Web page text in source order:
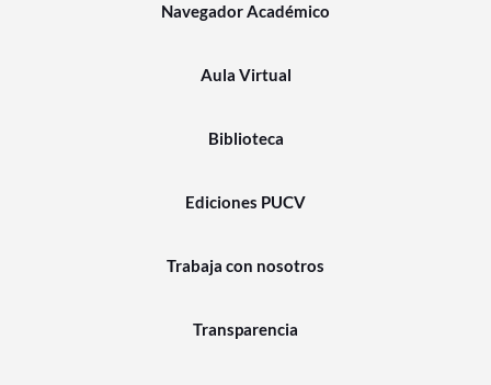
Navegador Académico
Aula Virtual
Biblioteca
Ediciones PUCV
Trabaja con nosotros
Transparencia